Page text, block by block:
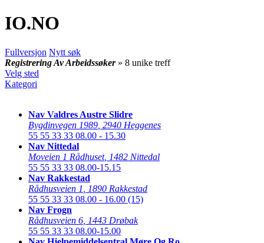
IO.NO
Fullversjon Nytt søk
Registrering Av Arbeidssøker » 8 unike treff
Velg sted
Kategori
Nav Valdres Austre Slidre
Bygdinvegen 1989 2940 Heggenes
55 55 33 33 08.00 - 15.30
Nav Nittedal
Moveien 1 Rådhuset, 1482 Nittedal
55 55 33 33 08.00-15.15
Nav Rakkestad
Rådhusveien 1
1890 Rakkestad
55 55 33 33 08.00 - 16.00 (15)
Nav Frogn
Rådhusveien 6 1443 Drøbak
55 55 33 33 08.00-15.00